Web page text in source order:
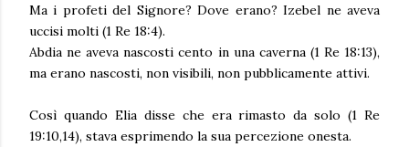
Ma i profeti del Signore? Dove erano? Izebel ne aveva
uccisi molti (1 Re 18:4).
Abdia ne aveva nascosti cento in una caverna(1 Re 18:13),
ma erano nascosti, non visibili, non pubblicamente attivi.
Così quando Elia disse che era rimasto da solo (1 Re
19:10,14), stava esprimendo la sua percezione onesta.